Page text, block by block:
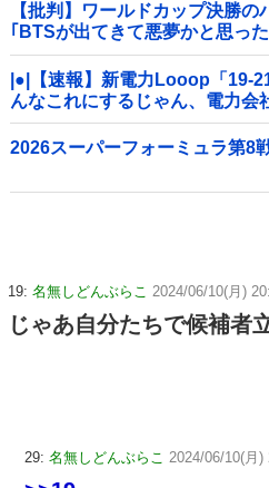
【批判】ワールドカップ決勝
｢BTSが出てきて悪夢かと思った
|●|【速報】新電力Looop「19-
んなこれにするじゃん、電力会
2026スーパーフォーミュラ第8
19: 名無しどんぶらこ 2024/06/10(月)
じゃあ自分たちで候補者
29: 名無しどんぶらこ 2024/06/10(月)